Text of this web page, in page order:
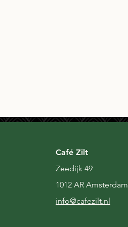
Café Zilt
Zeedijk 49
1012 AR Amsterdam
info@cafezilt.nl